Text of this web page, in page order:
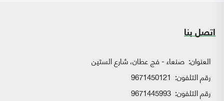
اتصل بنا
العنوان: صنعاء - فج عطان، شارع الستين
رقم التلفون: 9671450121
رقم التلفون: 9671445993